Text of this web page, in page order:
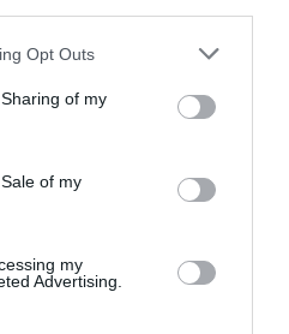
app uses one or more Google
behaviour. You may click to
and its third-party tags to
purposes in below Google
Opt Outs
of my
of my
my
Advertising.
τη
Εορτολόγιο: Ποιοι
γιορτάζουν σήμερα,